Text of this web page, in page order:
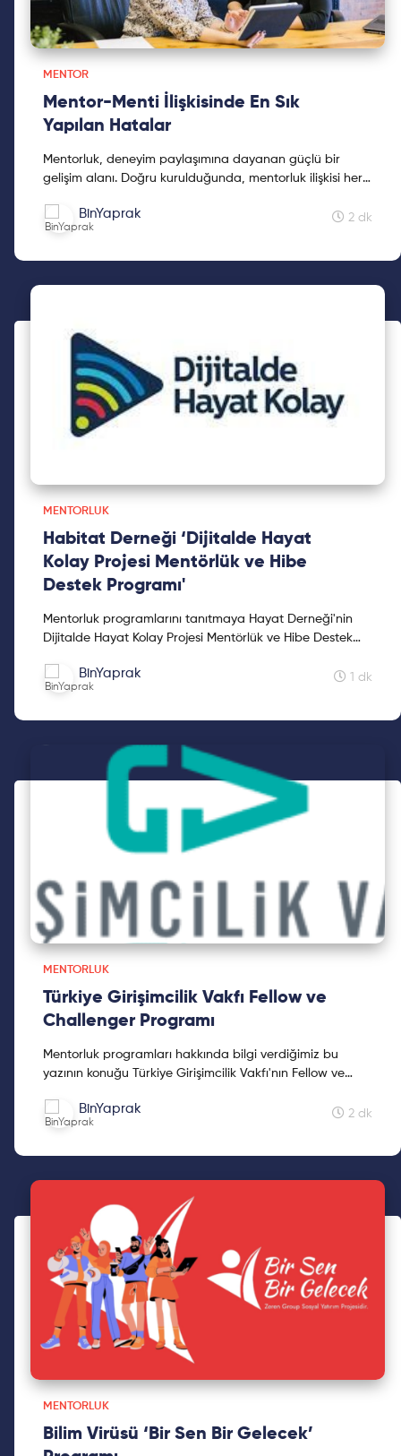
MENTOR
Mentor-Menti İlişkisinde En Sık
Yapılan Hatalar
Mentorluk, deneyim paylaşımına dayanan güçlü bir
gelişim alanı. Doğru kurulduğunda, mentorluk ilişkisi her
BinYaprak 2 dk
MENTORLUK
Habitat Derneği ‘Dijitalde Hayat
Kolay Projesi Mentörlük ve Hibe
Destek Programı'
Mentorluk programlarını tanıtmaya Hayat Derneği'nin
Dijitalde Hayat Kolay Projesi Mentörlük ve Hibe Destek
BinYaprak 1 dk
MENTORLUK
Türkiye Girişimcilik Vakfı Fellow ve
Challenger Programı
Mentorluk programları hakkında bilgi verdiğimiz bu
yazının konuğu Türkiye Girişimcilik Vakfı'nın Fellow ve
devam edin!
BinYaprak 2 dk
MENTORLUK
Bilim Virüsü ‘Bir Sen Bir Gelecek’